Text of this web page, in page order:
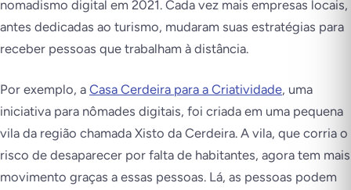
nomadismo digital em 2021. Cada vez mais empresas locais,
antes dedicadas ao turismo, mudaram suas estratégias para
receber pessoas que trabalham à distância.
Por exemplo, a Casa Cerdeira para a Criatividade, uma
iniciativa para nômades digitais, foi criada em uma pequena
vila da região chamada Xisto da Cerdeira. A vila, que corria o
risco de desaparecer por falta de habitantes, agora tem mais
movimento graças a essas pessoas. Lá, as pessoas podem